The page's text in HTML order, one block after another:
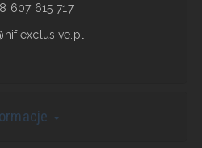
607 615 717